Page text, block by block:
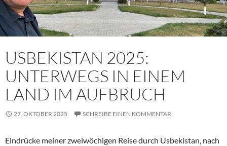
USBEKISTAN 2025:
UNTERWEGS IN EINEM
LAND IM AUFBRUCH
27. OKTOBER 2025 SCHREIBE EINEN KOMMENTAR
Eindrücke meiner zweiwöchigen Reise durch Usbekistan, nach